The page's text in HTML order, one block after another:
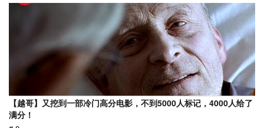
【越哥】又挖到一部冷门高分电影，不到5000人标记，4000人给了
满分！